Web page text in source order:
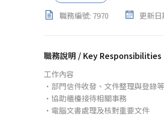
職務編號: 7970 更新日
職務說明 / Key Responsibilities
工作內容
•部門信件收發、文件整理與登錄
•協助櫃檯接待相關事務
•電腦文書處理及核對重要文件